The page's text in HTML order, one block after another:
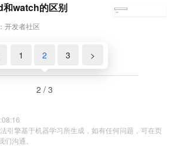
开发者社区
watch的区别
1 2 3 >
2 / 3
引擎基于机器学习所生成，如有任何问题，可在页
沟通。